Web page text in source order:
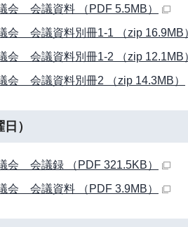
会議資料 （PDF 5.5MB）
会 会議資料別冊1-1 （zip 16.9MB
会 会議資料別冊1-2 （zip 12.1MB
会議資料別冊2 （zip 14.3MB）
）
会議録 （PDF 321.5KB）
会議資料 （PDF 3.9MB）